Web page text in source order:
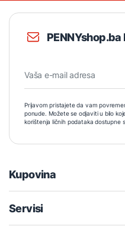
Prijavom pristajete da vam
ponude. Možete se odjaviti u bilo
korištenja ličnih podataka dostupne
Kupovina
Servisi